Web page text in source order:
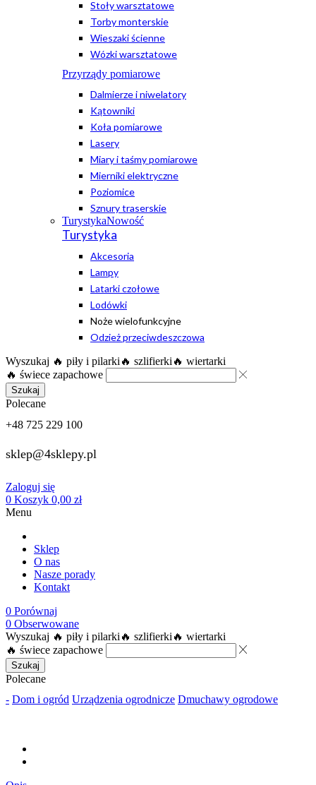
Stoły warsztatowe
Torby monterskie
Wieszaki ścienne
Wózki warsztatowe
Przyrządy pomiarowe
Dalmierze i niwelatory
Kątowniki
Koła pomiarowe
Lasery
Miary i taśmy pomiarowe
Mierniki elektryczne
Poziomice
Sznury traserskie
TurystykaNowość
Turystyka
Akcesoria
Lampy
Latarki czołowe
Lodówki
Noże wielofunkcyjne
Odzież przeciwdeszczowa
Wyszukaj 🔥 piły i pilarki 🔥 szlifierki 🔥 wiertarki
🔥 świece zapachowe
Szukaj
Polecane
+48 725 229 100
sklep@4sklepy.pl
Zaloguj się
0 Koszyk 0,00 zł
Menu
Sklep
O nas
Nasze porady
Kontakt
0 Porównaj
0 Obserwowane
Wyszukaj 🔥 piły i pilarki 🔥 szlifierki 🔥 wiertarki
🔥 świece zapachowe
Szukaj
Polecane
- Dom i ogród Urządzenia ogrodnicze Dmuchawy ogrodowe